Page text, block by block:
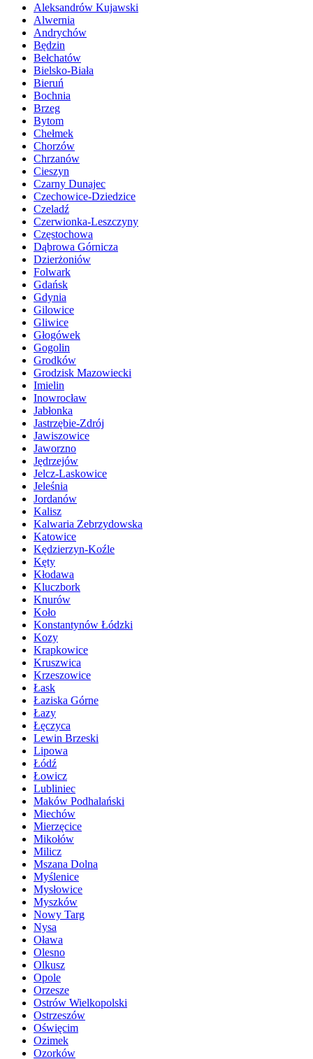
Aleksandrów Kujawski
Alwernia
Andrychów
Będzin
Bełchatów
Bielsko-Biała
Bieruń
Bochnia
Brzeg
Bytom
Chełmek
Chorzów
Chrzanów
Cieszyn
Czarny Dunajec
Czechowice-Dziedzice
Czeladź
Czerwionka-Leszczyny
Częstochowa
Dąbrowa Górnicza
Dzierżoniów
Folwark
Gdańsk
Gdynia
Gilowice
Gliwice
Głogówek
Gogolin
Grodków
Grodzisk Mazowiecki
Imielin
Inowrocław
Jabłonka
Jastrzębie-Zdrój
Jawiszowice
Jaworzno
Jędrzejów
Jelcz-Laskowice
Jeleśnia
Jordanów
Kalisz
Kalwaria Zebrzydowska
Katowice
Kędzierzyn-Koźle
Kęty
Kłodawa
Kluczbork
Knurów
Koło
Konstantynów Łódzki
Kozy
Krapkowice
Kruszwica
Krzeszowice
Łask
Łaziska Górne
Łazy
Łęczyca
Lewin Brzeski
Lipowa
Łódź
Łowicz
Lubliniec
Maków Podhalański
Miechów
Mierzęcice
Mikołów
Milicz
Mszana Dolna
Myślenice
Mysłowice
Myszków
Nowy Targ
Nysa
Oława
Olesno
Olkusz
Opole
Orzesze
Ostrów Wielkopolski
Ostrzeszów
Oświęcim
Ozimek
Ozorków